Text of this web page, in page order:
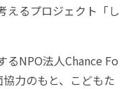
えるプロジェクト「し
るNPO法人Chance Fo
力のもと、こどもた